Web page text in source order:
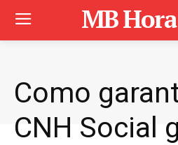
MB
Como
CNH Social